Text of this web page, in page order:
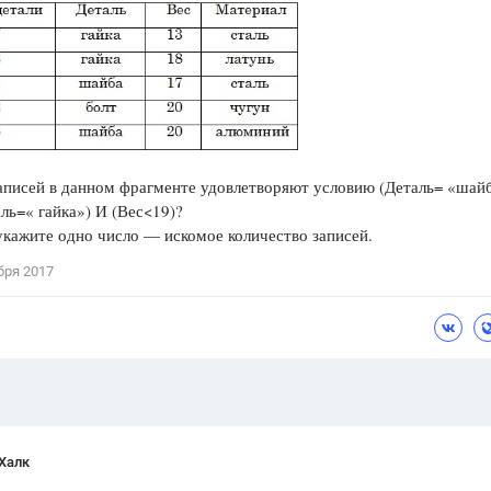
Цветков Л. А.
Психология
Отношения,
ПОКАЗАТЬ ВСЕ
в данном фрагменте удовлетворяют условию (Деталь=
гайка») И (Вес<19)?
одно число — искомое количество записей.
2017